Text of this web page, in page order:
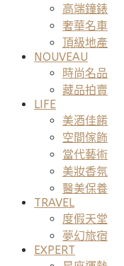
高端鐘錶
奢華名車
頂級地產
NOUVEAU
時尚名品
藏品拍賣
LIFE
美酒佳餚
空間傢飾
當代藝術
美妝香氛
醫美保養
TRAVEL
度假天堂
夢幻旅宿
EXPERT